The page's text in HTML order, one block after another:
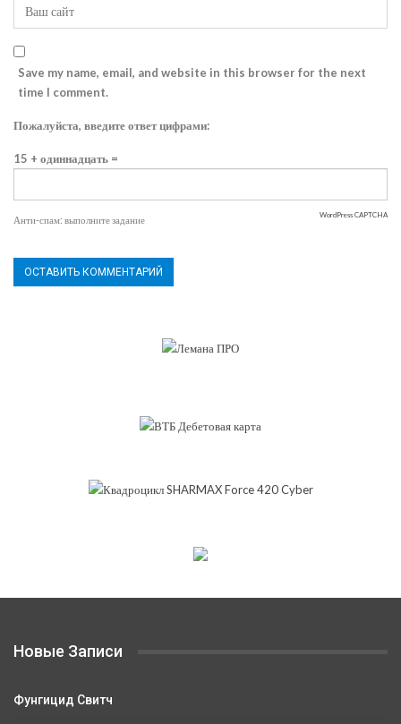
Save my name, email, and website in this browser for the next
time I comment.
Пожалуйста, введите ответ цифрами:
15 + одиннадцать =
Анти-спам: выполните задание WordPress CAPTCHA
Новые Записи
Фунгицид Свитч